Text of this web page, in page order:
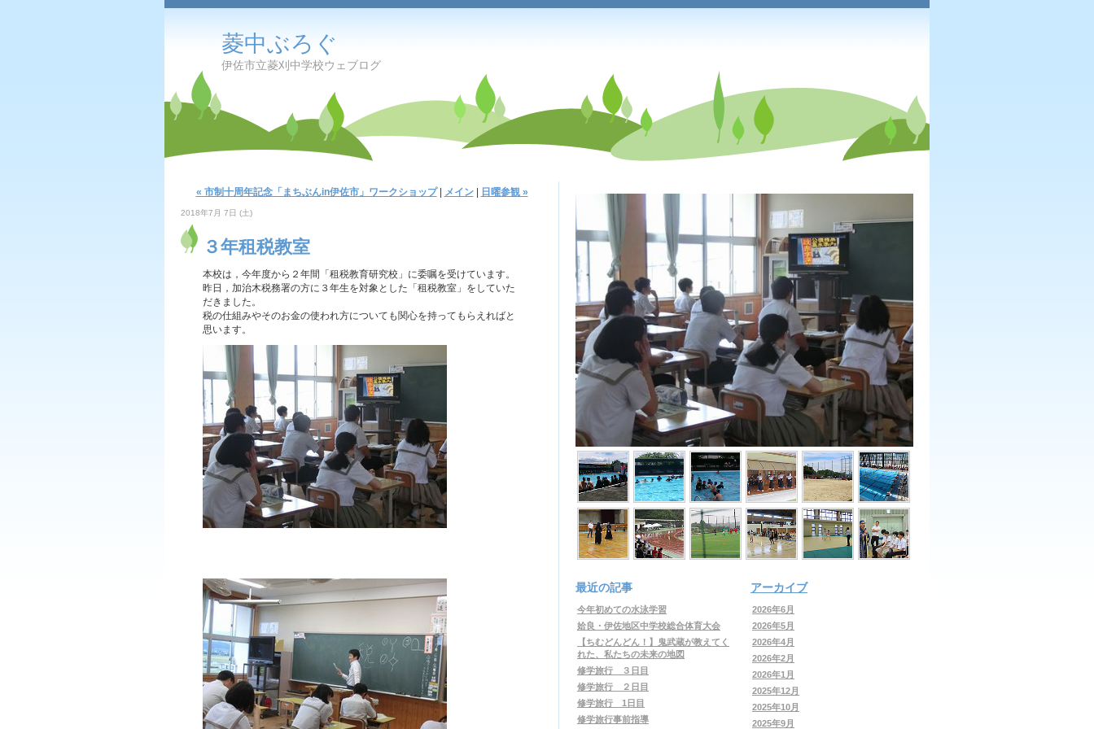
菱中ぶろぐ
伊佐市立菱刈中学校ウェブログ
« 市制十周年記念「まちぶんin伊佐市」ワークショップ| メイン| 日曜参観 »
2018年7月 7日 (土)
３年租税教室
本校は，今年度から２年間「租税教育研究校」に委嘱を受けています。
昨日，加治木税務署の方に３年生を対象とした「租税教室」をしていた
だきました。
税の仕組みやそのお金の使われ方についても関心を持ってもらえればと
思います。
最近の記事
今年初めての水泳学習
姶良・伊佐地区中学校総合体育大会
【ちむどんどん！】鬼武蔵が教えてく
れた、私たちの未来の地図
修学旅行 ３日目
修学旅行 ２日目
修学旅行 1日目
修学旅行事前指導
アーカイブ
2026年6月
2026年5月
2026年4月
2026年2月
2026年1月
2025年12月
2025年10月
2025年9月